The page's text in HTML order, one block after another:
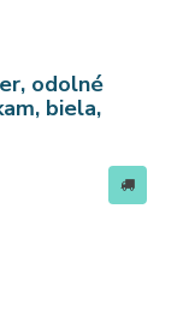
odolné
biela,